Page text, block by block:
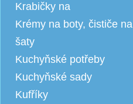
Krabičky na
Krémy na boty, čističe na
šaty
Kuchyňské potřeby
Kuchyňské sady
Kufříky